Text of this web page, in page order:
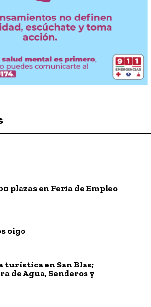
plazas en Feria de Empleo
oigo
turística en San Blas;
de Agua, Senderos y